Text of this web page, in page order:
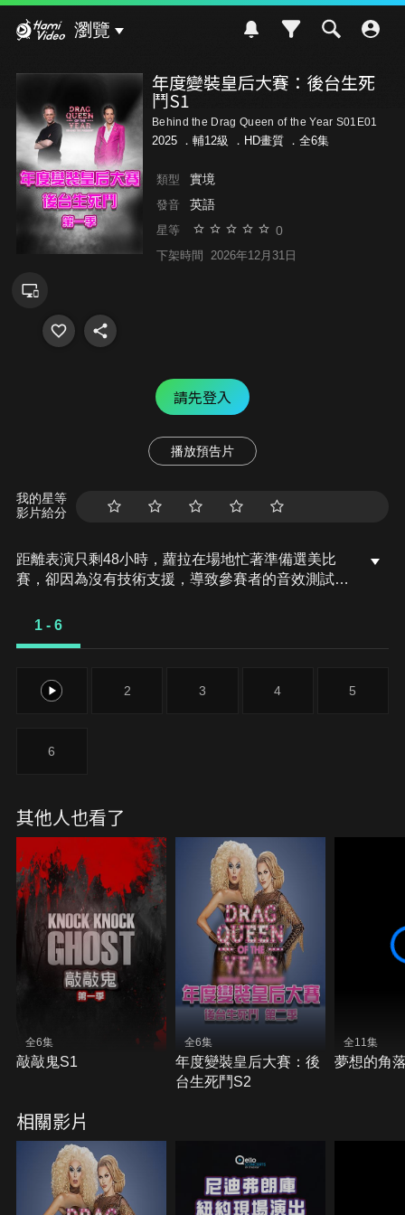
瀏覽
年度變裝皇后大賽：後台生死
鬥S1
Behind the Drag Queen of the Year S01E01
2025 ． 輔12級 ．HD畫質 ．全6集
類型 實境
發音 英語
星等 0
下架時間 2026年12月31日
請先登入
播放預告片
我的星等
影片給分
距離表演只剩48小時，蘿拉在場地忙著準備選美比
賽，卻因為沒有技術支援，導致參賽者的音效測試一
竟然不准賣酒，整個局勢開始連鎖崩潰！
1 - 6
1 2 3 4 5
6
其他人也看了
全6集
敲敲鬼S1
全6集
年度變裝皇后大賽：後
台生死鬥S2
全11集
夢想的角
相關影片